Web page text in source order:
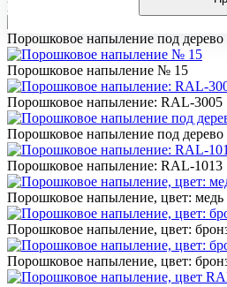
Порошковое напыление № 18
Порошковое напыление под
Порошковое напыление № 15
Порошковое напыление: RAL-3005
Порошковое напыление под
Порошковое напыление: RAL-1013
Порошковое напыление, цвет: медь
Порошковое напыление, цвет:
Порошковое напыление, цвет:
для функционирования сайта,
использования систем
Яндекс.Метрика), в
обработки персональных данных.
Если вы не хотите, чтобы ваши
настройте ограничения в